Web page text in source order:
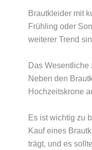
Brautkleider mit
Frühling oder
weiterer Trend
Das
Neben den
Hochzeitskrone
Es ist wichtig zu
Kauf eines
trägt, und es